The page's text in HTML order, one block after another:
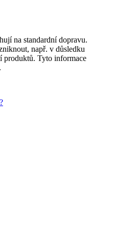
na standardní dopravu.
např. v důsledku
produktů. Tyto informace